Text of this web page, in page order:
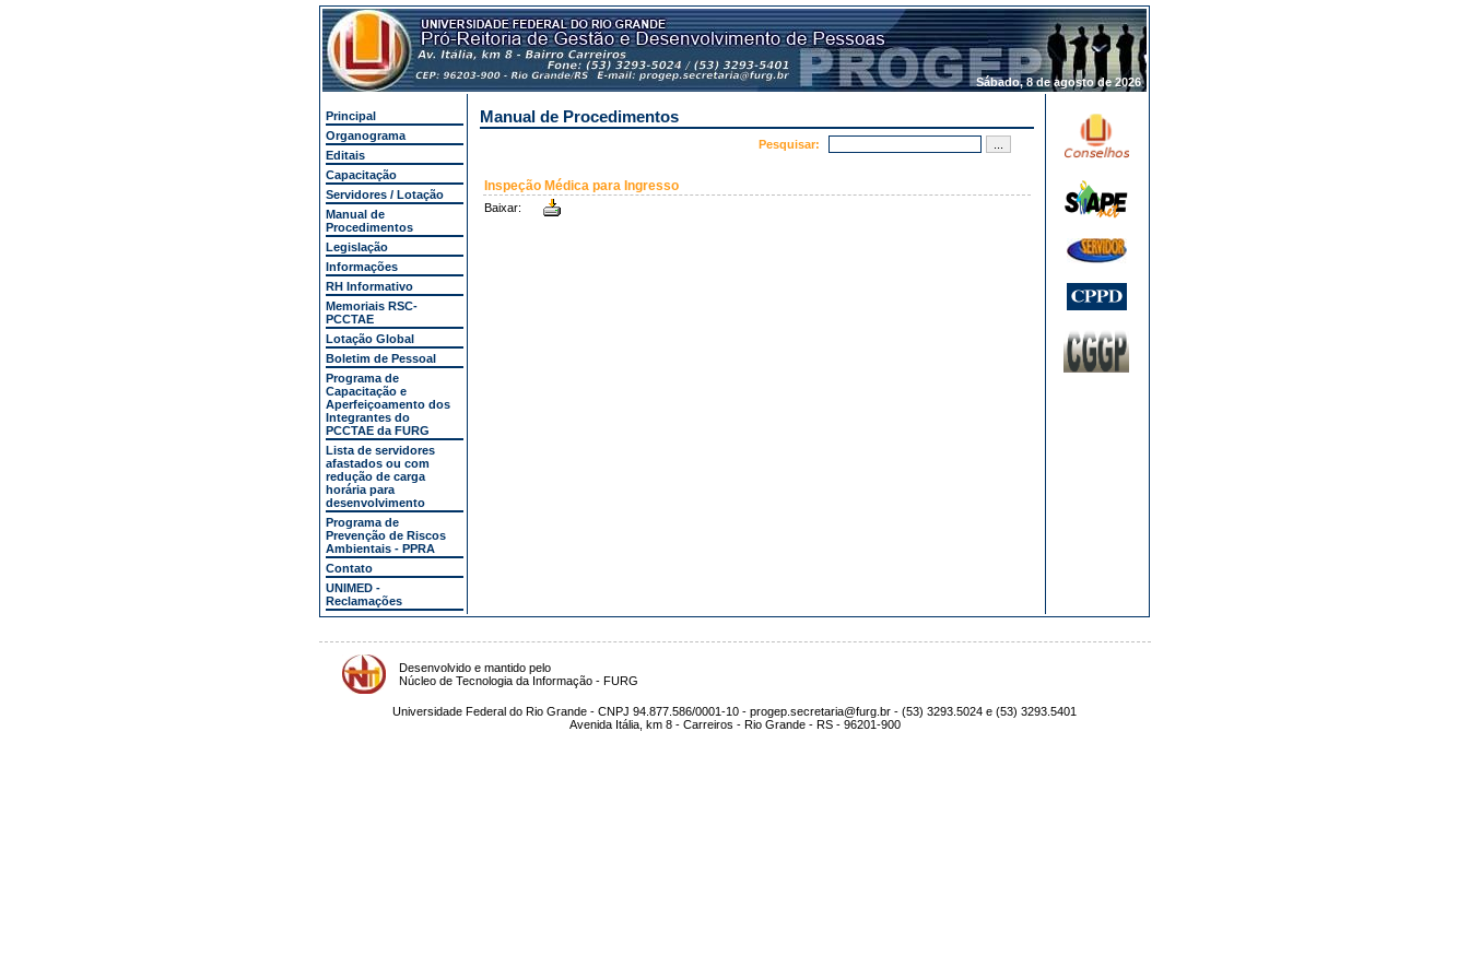
Sábado, 8 de agosto de 2026.
Principal
Organograma
Editais
Capacitação
Servidores / Lotação
Manual de
Procedimentos
Legislação
Informações
RH Informativo
Memoriais RSC-
PCCTAE
Lotação Global
Boletim de Pessoal
Programa de
Capacitação e
Aperfeiçoamento dos
Integrantes do
PCCTAE da FURG
Lista de servidores
afastados ou com
redução de carga
horária para
desenvolvimento
Programa de
Prevenção de Riscos
Ambientais - PPRA
Contato
UNIMED -
Reclamações
Manual de Procedimentos
Pesquisar:
Inspeção Médica para Ingresso
Baixar:
Desenvolvido e mantido pelo
Núcleo de Tecnologia da Informação - FURG
Universidade Federal do Rio Grande - CNPJ 94.877.586/0001-10 - progep.secretaria@furg.br - (53) 3293.5024 e (53) 3293.5401
Avenida Itália, km 8 - Carreiros - Rio Grande - RS - 96201-900